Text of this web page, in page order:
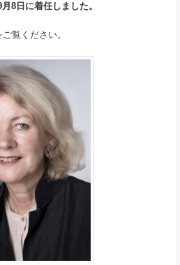
8日に着任しました。
ご覧ください。